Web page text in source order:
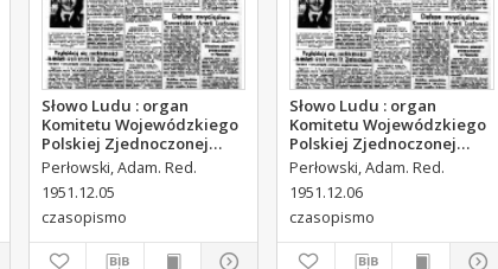
Słowo Ludu : organ
Komitetu Wojewódzkiego
Polskiej Zjednoczonej
Partii Robotniczej, 1951,
R.3, nr 314
Perłowski, Adam. Red.
1951.12.05
czasopismo
Słowo Ludu : organ
Komitetu Wojewódzkiego
Polskiej Zjednoczonej
Partii Robotniczej, 1951,
R.3, nr 315
Perłowski, Adam. Red.
1951.12.06
czasopismo